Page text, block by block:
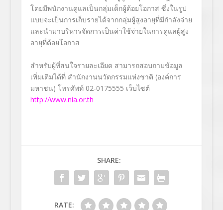
โดยมีพนักงานดูแลเป็นกลุ่มเด็กผู้ด้อยโอกาส ซึ่งในรูป
แบบจะเป็นการเก็บรายได้จากกลุ่มผู้สูงอายุที่มีกำลังจ่าย
และนำมาบริหารจัดการเป็นค่าใช้จ่ายในการดูแลผู้สูง
อายุที่ด้อยโอกาส
สำหรับผู้ที่สนใจรายละเอียด สามารถสอบถามข้อมูล
เพิ่มเติมได้ที่ สำนักงานนวัตกรรมแห่งชาติ (องค์การ
มหาชน) โทรศัพท์ 02-0175555 เว็บไซต์
http://www.nia.or.th
SHARE:
RATE: